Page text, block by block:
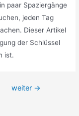
paar Spaziergänge
jeden Tag
Dieser Artikel
der Schlüssel
ist.
weiter →